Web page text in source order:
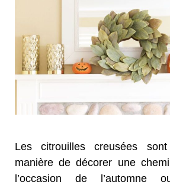
Les citrouilles creusées
manière de décorer une
l’occasion de